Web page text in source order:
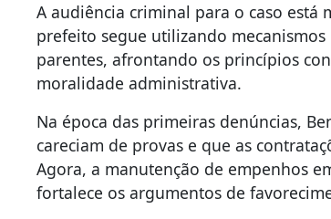
A audiência criminal para o caso está
prefeito segue utilizando
parentes, afrontando os princípios
moralidade administrativa.
Na época das primeiras denúncias,
careciam de provas e que as
Agora, a manutenção de empenhos
fortalece os argumentos de